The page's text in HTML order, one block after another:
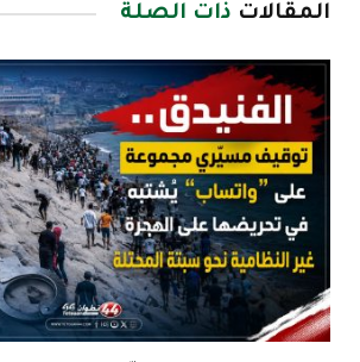
المقالات ذات الصلة